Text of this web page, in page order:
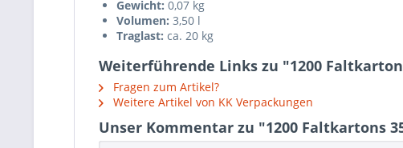
Gewicht: 0,07 kg
Volumen: 3,50 l
Traglast: ca. 20 kg
Weiterführende Links zu "1200
Fragen zum Artikel?
Weitere Artikel von KK Verpackungen
Unser Kommentar zu "1200 Faltkartons